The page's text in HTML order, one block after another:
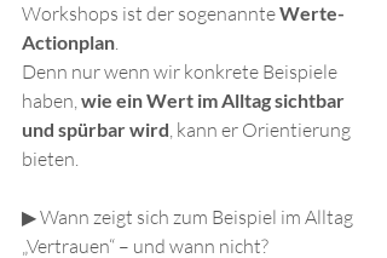
Workshops ist der sogenannte Werte-
Actionplan.
Denn nur wenn wir konkrete Beispiele
haben, wie ein Wert im Alltag sichtbar
und spürbar wird, kann er Orientierung
bieten.
▶ Wann zeigt sich zum Beispiel im Alltag
„Vertrauen“ – und wann nicht?